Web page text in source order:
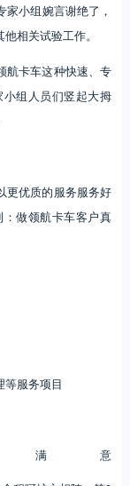
小组婉言谢绝了，
相关试验工作。
航卡车这种快速、专
组人员们竖起大拇
更优质的服务服务好
做领航卡车客户真
服务项目
意